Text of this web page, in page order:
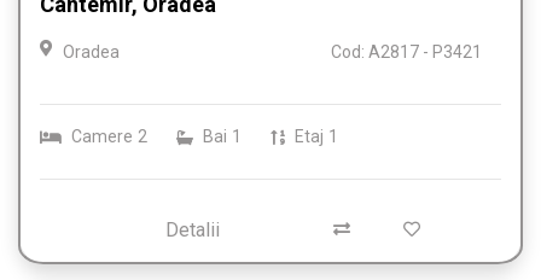
Oradea Cod: A2817 - P3421
Camere 2 Bai 1 Etaj 1
Detalii